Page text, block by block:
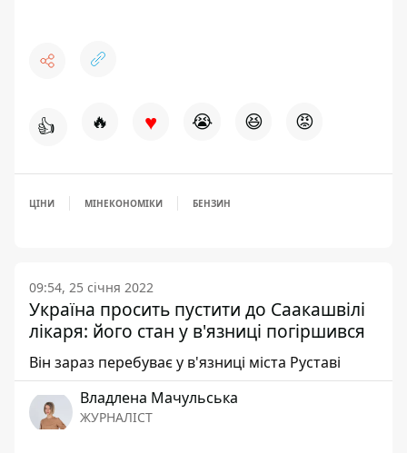
👍 🔥 ♥ 😭 😆 😡
ЦІНИ МІНЕКОНОМІКИ БЕНЗИН
09:54, 25 січня 2022
Україна просить пустити до Саакашвілі
лікаря: його стан у в'язниці погіршився
Він зараз перебуває у в'язниці міста Руставі
Владлена Мачульська
ЖУРНАЛІСТ